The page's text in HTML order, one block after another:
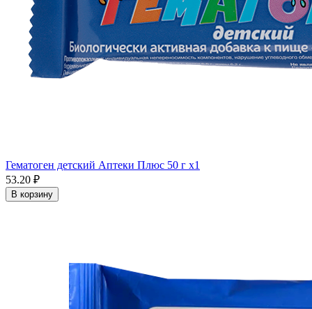
Гематоген детский Аптеки Плюс 50 г x1
53.20 ₽
В корзину